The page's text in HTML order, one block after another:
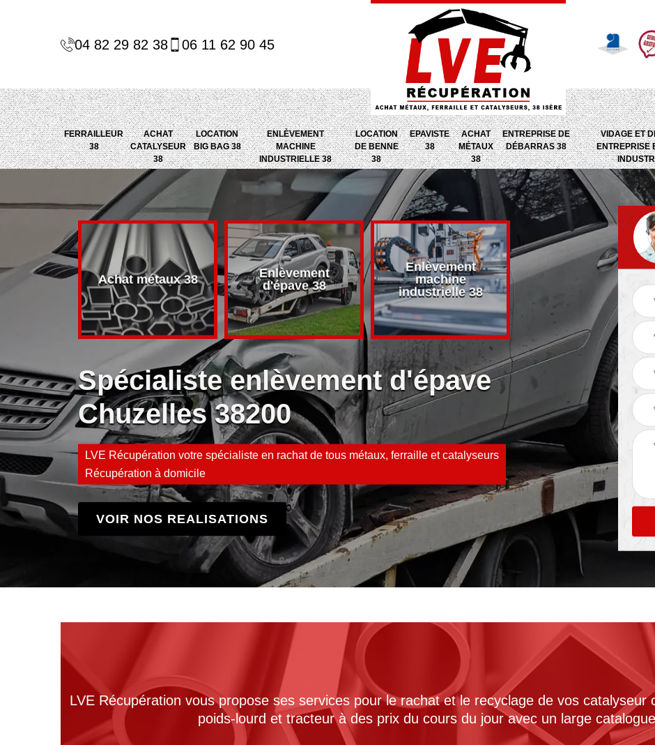
04 82 29 82 38 06 11 62 90 45
FERRAILLEUR
38
ACHAT
CATALYSEUR
38
LOCATION
BIG BAG 38
ENLÈVEMENT
MACHINE
INDUSTRIELLE 38
LOCATION
DE BENNE
38
EPAVISTE
38
ACHAT
MÉTAUX
38
ENTREPRISE DE
DÉBARRAS 38
VIDAGE ET
ENTREPRISE
38 Achat métaux 38
Enlèvement
d'épave 38
Enlèvement
machine
industrielle 38
Entreprise de
débarras 38
Spécialiste enlèvement d'épave
Chuzelles 38200
LVE Récupération votre spécialiste en rachat de tous métaux, ferraille et catalyseurs
Récupération à domicile
VOIR NOS REALISATIONS
LVE Récupération vous propose ses services pour le rachat et le recyclage de vos catalyseur
poids-lourd et tracteur à des prix du cours du jour avec un large